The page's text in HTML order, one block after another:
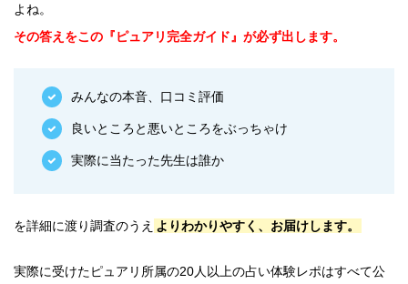
よね。
その答えをこの『ピュアリ完全ガイド』が必ず出します。
みんなの本音、口コミ評価
良いところと悪いところをぶっちゃけ
実際に当たった先生は誰か
を詳細に渡り調査のうえ よりわかりやすく、お届けします。
実際に受けたピュアリ所属の20人以上の占い体験レポはすべて公